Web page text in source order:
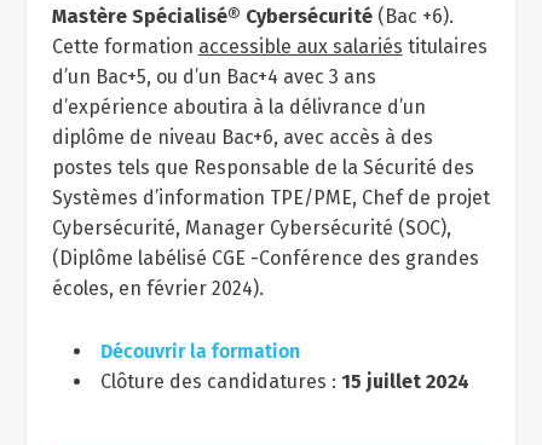
Mastère Spécialisé® Cybersécurité(Bac +6).
Cette formation accessible aux salariés titulaires
d’un Bac+5, ou d’un Bac+4 avec 3 ans
d’expérience aboutira à la délivrance d’un
diplôme de niveau Bac+6, avec accès à des
postes tels que Responsable de la Sécurité des
Systèmes d’information TPE/PME, Chef de projet
Cybersécurité, Manager Cybersécurité (SOC),
(Diplôme labélisé CGE -Conférence des grandes
écoles, en février 2024).
Découvrir la formation
Clôture des candidatures : 15 juillet 2024